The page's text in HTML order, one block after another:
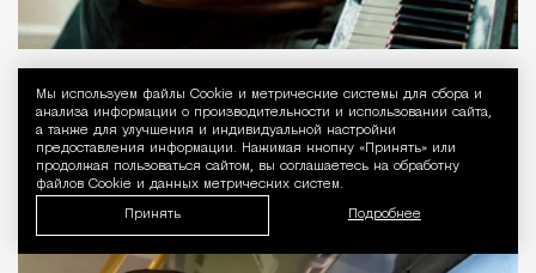
Кино Ярослав Забалуев
У «Паши» проблемы с
идентичностью: мама — русская
москвичка, а папа — узбек
Уведомление
Мы используем файлы Сookie и метрические системы для сбора и
анализа информации о производительности и использовании сайта,
а также для улучшения и индивидуальной настройки
предоставления информации. Нажимая кнопку «Принять» или
продолжая пользоваться сайтом, вы соглашаетесь на обработку
файлов Cookie и данных метрических систем.
Принять Подробнее